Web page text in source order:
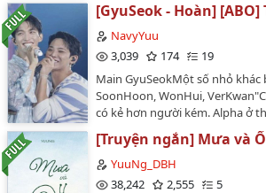
cười.Writer: Chước
thuộc về tác giả Asagiri Kafka và
SangoFandom: Bungou Stray
[GyuSeok - Hoàn]
NavyYuu
3,039
174
19
Main GyuSeokMột số nhỏ khác
SoonHoon, WonHui,
có kẻ hơn người kém. Alpha ở
trên đỉnh tháp. Tâm lý sùng bái
DNA loài người, đến mức có thể
cho những sai lầm họ gây
*thuộc về 瓜宝dịch bởi Yuu…
[Truyện ngắn] Mưa và
YuuNg_DBH
38,242
2,555
5